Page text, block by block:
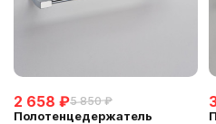
2 658 ₽5 850 ₽
Полотенцедержатель